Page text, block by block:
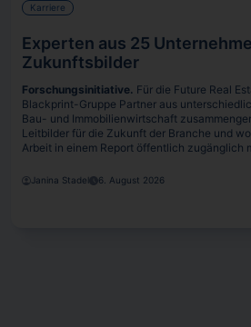
Karriere
Experten aus 25
Zukunftsbilder
Forschungsinitiative. Für die Future Real
Blackprint-Gruppe Partner aus
Bau- und Immobilienwirtschaft
Leitbilder für die Zukunft der Branche und
Arbeit in einem Report öffentlich zugänglich
Janina Stadel 6. August 2026